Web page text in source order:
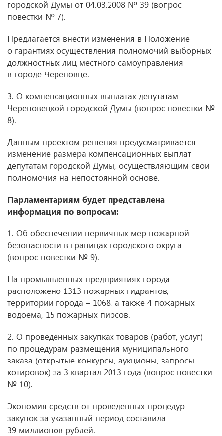
городской Думы от 04.03.2008 № 39 (вопрос
повестки № 7).
Предлагается внести изменения в Положение
о гарантиях осуществления полномочий выборных
должностных лиц местного самоуправления
в городе Череповце.
3. О компенсационных выплатах депутатам
Череповецкой городской Думы (вопрос повестки №
8).
Данным проектом решения предусматривается
изменение размера компенсационных выплат
депутатам городской Думы, осуществляющим свои
полномочия на непостоянной основе.
Парламентариям будет представлена
информация по вопросам:
1. Об обеспечении первичных мер пожарной
безопасности в границах городского округа
(вопрос повестки № 9).
На промышленных предприятиях города
расположено 1313 пожарных гидрантов,
территории города – 1068, а также 4 пожарных
водоема, 15 пожарных пирсов.
2. О проведенных закупках товаров (работ, услуг)
по процедурам размещения муниципального
заказа (открытые конкурсы, аукционы, запросы
котировок) за 3 квартал 2013 года (вопрос повестки
№ 10).
Экономия средств от проведенных процедур
закупок за указанный период составила
39 миллионов рублей.